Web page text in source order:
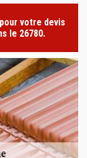
votre devis
le 26780.